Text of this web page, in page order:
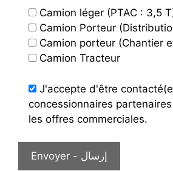
Camion léger (PTAC : 3,5
Camion Porteur
Camion porteur (Chantier
Camion Tracteur
J'accepte d'être
concessionnaires
les offres commerciales.